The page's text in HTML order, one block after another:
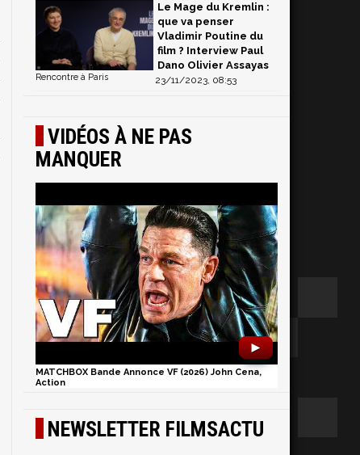
Le Mage du Kremlin :
que va penser
Vladimir Poutine du
film ? Interview Paul
Dano Olivier Assayas
23/11/2023, 08:53
Rencontre à Paris
VIDÉOS À NE PAS
MANQUER
►
MATCHBOX Bande Annonce VF (2026) John Cena,
Action
NEWSLETTER FILMSACTU